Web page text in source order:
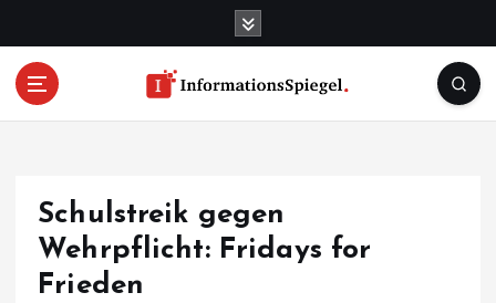
Schulstreik gegen
Wehrpflicht: Fridays for
Frieden